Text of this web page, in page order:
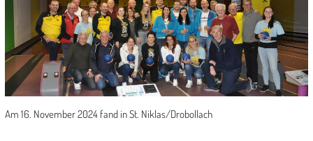
Am 16. November 2024 fand in St. Niklas/Drobollach